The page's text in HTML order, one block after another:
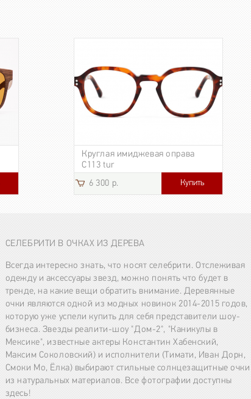
Круглая имиджевая оправа
C113 tur
6 300 р.
Купить
СЕЛЕБРИТИ В ОЧКАХ ИЗ ДЕРЕВА
Всегда интересно знать, что носят селебрити. Отслеживая
одежду и аксессуары звезд, можно понять что будет в
тренде, на какие вещи обратить внимание. Деревянные
очки являются одной из модных новинок 2014-2015 годов,
которую уже успели купить для себя представители шоу-
бизнеса. Звезды реалити-шоу "Дом-2", "Каникулы в
Мексике", известные актеры Константин Хабенский,
Максим Соколовский) и исполнители (Тимати, Иван Дорн,
Смоки Мо, Ёлка) выбирают стильные солнцезащитные очки
из натуральных материалов. Все фотографии доступны
здесь!